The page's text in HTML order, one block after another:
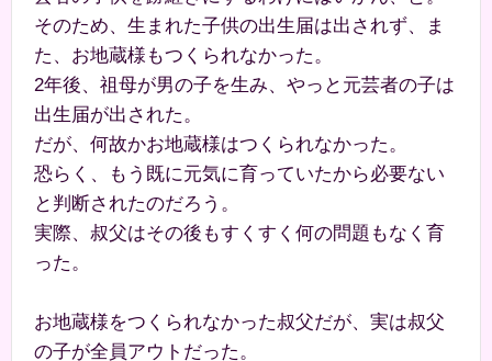
そのため、生まれた子供の出生届は出されず、ま
た、お地蔵様もつくられなかった。
2年後、祖母が男の子を生み、やっと元芸者の子は
出生届が出された。
だが、何故かお地蔵様はつくられなかった。
恐らく、もう既に元気に育っていたから必要ない
と判断されたのだろう。
実際、叔父はその後もすくすく何の問題もなく育
った。
お地蔵様をつくられなかった叔父だが、実は叔父
の子が全員アウトだった。